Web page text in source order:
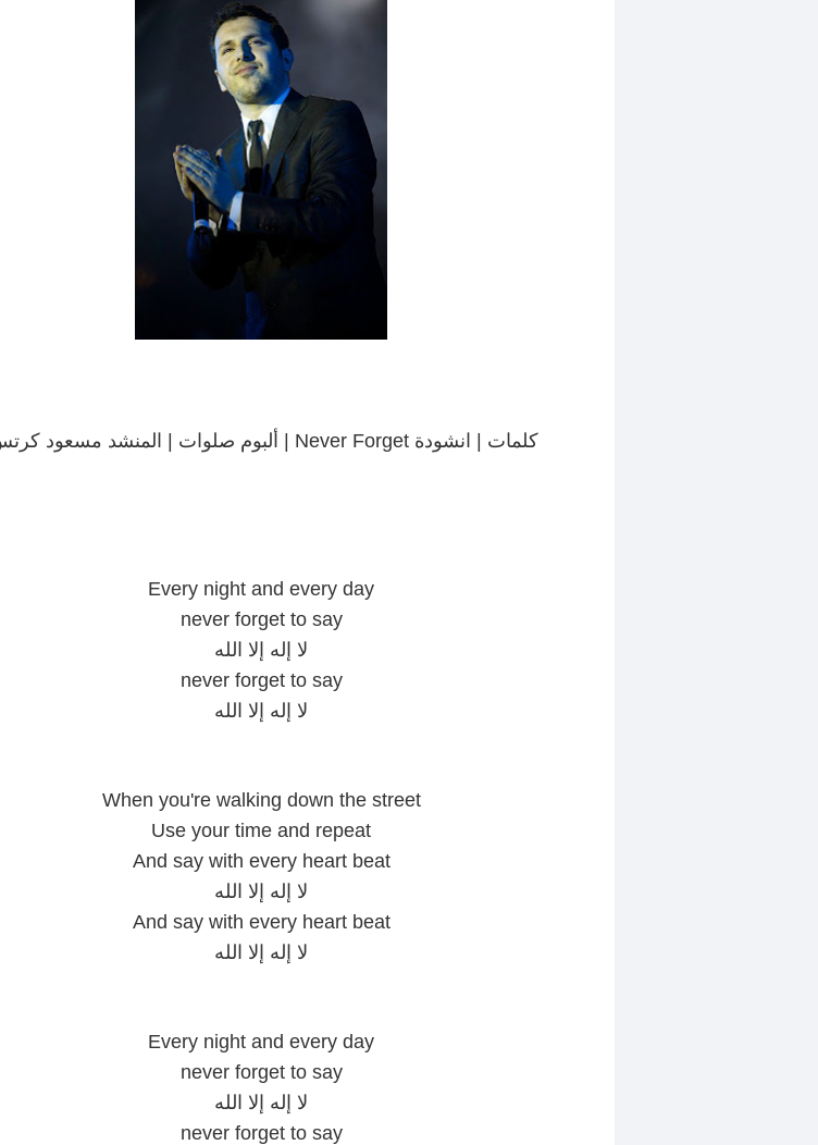
كلمات | انشودة Never Forget | ألبوم صلوات | المنشد مسعود كرتس
Every night and every day
never forget to say
لا إله إلا الله
never forget to say
لا إله إلا الله
When you're walking down the street
Use your time and repeat
And say with every heart beat
لا إله إلا الله
And say with every heart beat
لا إله إلا الله
Every night and every day
never forget to say
لا إله إلا الله
never forget to say